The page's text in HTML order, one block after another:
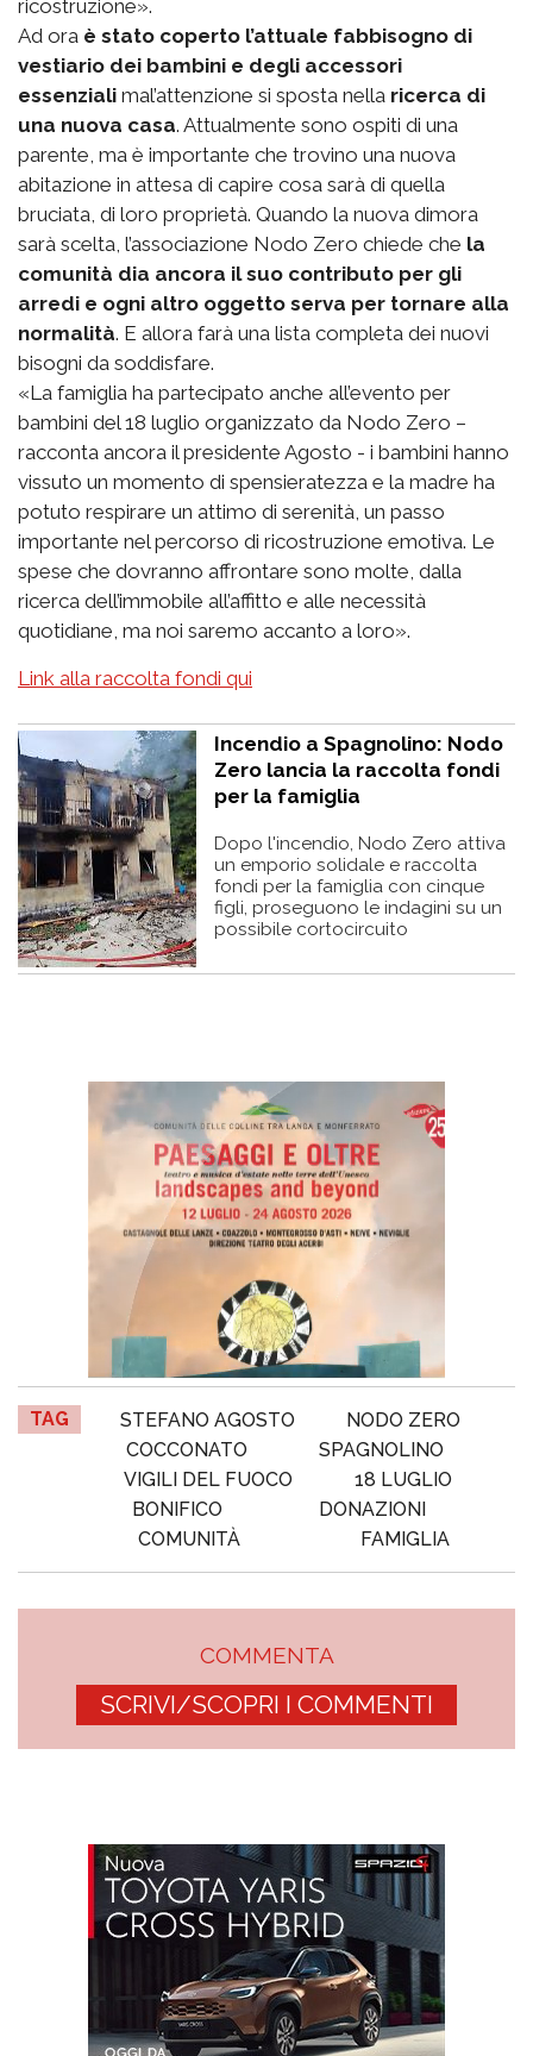
ricostruzione».
Ad ora è stato coperto l’attuale fabbisogno di
vestiario dei bambini e degli accessori
essenziali mal’attenzione si sposta nella ricerca di
una nuova casa. Attualmente sono ospiti di una
parente, ma è importante che trovino una nuova
abitazione in attesa di capire cosa sarà di quella
bruciata, di loro proprietà. Quando la nuova dimora
sarà scelta, l’associazione Nodo Zero chiede che la
comunità dia ancora il suo contributo per gli
arredi e ogni altro oggetto serva per tornare alla
normalità. E allora farà una lista completa dei nuovi
bisogni da soddisfare.
«La famiglia ha partecipato anche all’evento per
bambini del 18 luglio organizzato da Nodo Zero –
racconta ancora il presidente Agosto - i bambini hanno
vissuto un momento di spensieratezza e la madre ha
potuto respirare un attimo di serenità, un passo
importante nel percorso di ricostruzione emotiva. Le
spese che dovranno affrontare sono molte, dalla
ricerca dell’immobile all’affitto e alle necessità
quotidiane, ma noi saremo accanto a loro».
Link alla raccolta fondi qui
Incendio a Spagnolino: Nodo
Zero lancia la raccolta fondi
per la famiglia
Dopo l'incendio, Nodo Zero attiva
un emporio solidale e raccolta
fondi per la famiglia con cinque
figli, proseguono le indagini su un
possibile cortocircuito
TAG STEFANO AGOSTO
NODO ZERO
COCCONATO
SPAGNOLINO
VIGILI DEL FUOCO
18 LUGLIO
BONIFICO
DONAZIONI
COMUNITÀ
FAMIGLIA
COMMENTA
SCRIVI/SCOPRI I COMMENTI